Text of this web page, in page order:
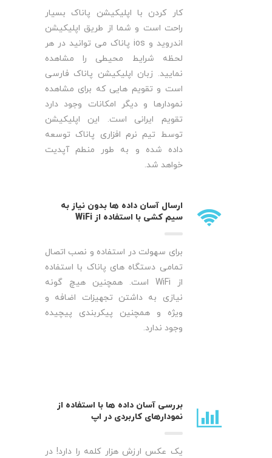
کار کردن با اپلیکیشن پاناک بسیار
راحت است و شما از طریق اپلیکیشن
اندروید و ios پاناک می توانید در هر
لحظه شرایط محیطی را مشاهده
نمایید. زبان اپلیکیشن پاناک فارسی
است و تقویم هایی که برای مشاهده
نمودارها و دیگر امکانات وجود دارد
تقویم ایرانی است. این اپلیکیشن
توسط تیم نرم افزاری پاناک توسعه
داده شده و به طور منطم آپدیت
خواهد شد.
ارسال آسان داده ها بدون نیاز به
سیم کشی با استفاده از WiFi
برای سهولت در استفاده و نصب اتصال
تمامی دستگاه های پاناک با استفاده
از WiFi است. همچنین هیچ گونه
نیازی به داشتن تجهیزات اضافه و
ویژه و همچنین پیکربندی پیچیده
وجود ندارد.
بررسی آسان داده ها با استفاده از
نمودارهای کاربردی در اپ
یک عکس ارزش هزار کلمه را دارد! در